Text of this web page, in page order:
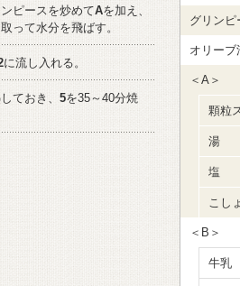
ピースを炒めてAを加え、
って水分を飛ばす。
に流し入れる。
ておき、 5を35～40分焼
グリンピ
オリーブ
＜A＞
顆粒
湯
塩
こし
＜B＞
牛乳